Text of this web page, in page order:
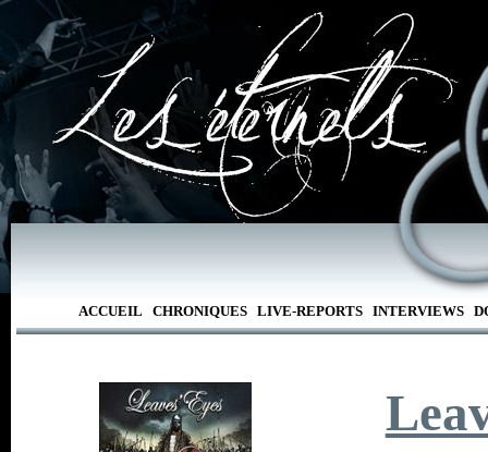
ACCUEIL CHRONIQUES LIVE-REPORTS INTERVIEWS